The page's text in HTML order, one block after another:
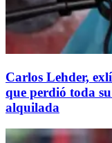
Carlos Lehder,
que perdió toda
alquilada